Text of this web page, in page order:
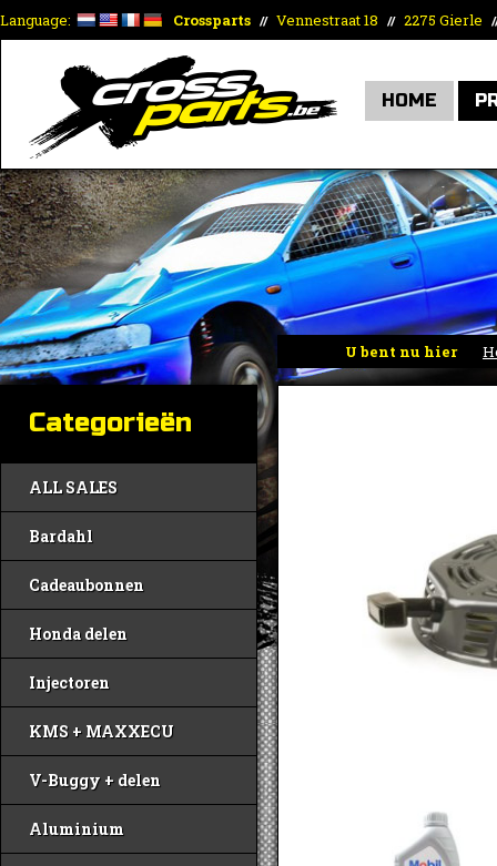
Language: Crossparts // Vennestraat 18 // 2275 Gierle
HOME
U bent nu hier
Categorieën
ALL SALES
Bardahl
Cadeaubonnen
Honda delen
Injectoren
KMS + MAXXECU
V-Buggy + delen
Aluminium